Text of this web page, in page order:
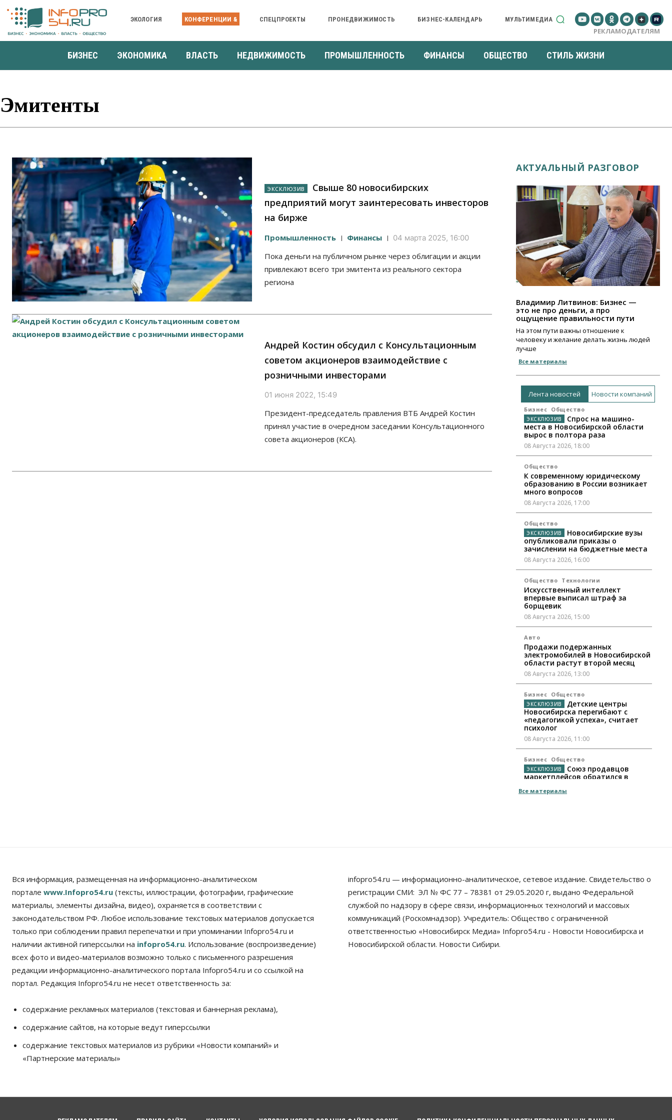
ЭКОЛОГИЯ КОНФЕРЕНЦИИ & СПЕЦПРОЕКТЫ ПРОНЕДВИЖИМОСТЬ БИЗНЕС-КАЛЕНДАРЬ МУЛЬТИМЕДИА
РЕКЛАМОДАТЕЛЯМ
БИЗНЕС ЭКОНОМИКА ВЛАСТЬ НЕДВИЖИМОСТЬ ПРОМЫШЛЕННОСТЬ ФИНАНСЫ ОБЩЕСТВО СТИЛЬ ЖИЗНИ
Эмитенты
Свыше 80 новосибирских
предприятий могут заинтересовать инвесторов
на бирже
Промышленность Финансы 04 марта 2025, 16:00
Пока деньги на публичном рынке через облигации и акции
привлекают всего три эмитента из реального сектора
региона
Андрей Костин обсудил с Консультационным
советом акционеров взаимодействие с
розничными инвесторами
01 июня 2022, 15:49
Президент-председатель правления ВТБ Андрей Костин
принял участие в очередном заседании Консультационного
совета акционеров (КСА).
АКТУАЛЬНЫЙ РАЗГОВОР
Владимир Литвинов: Бизнес —
это не про деньги, а про
ощущение правильности пути
На этом пути важны отношение к
человеку и желание делать жизнь людей
лучше
Все материалы
Лента новостей Новости компаний
Бизнес Общество
Спрос на машино-
места в Новосибирской области
вырос в полтора раза
08 Августа 2026, 18:00
Общество
К современному юридическому
образованию в России возникает
много вопросов
08 Августа 2026, 17:00
Общество
Новосибирские вузы
опубликовали приказы о
зачислении на бюджетные места
08 Августа 2026, 16:00
Общество Технологии
Искусственный интеллект
впервые выписал штраф за
борщевик
08 Августа 2026, 15:00
Авто
Продажи подержанных
электромобилей в Новосибирской
области растут второй месяц
08 Августа 2026, 13:00
Бизнес Общество
Детские центры
Новосибирска перегибают с
«педагогикой успеха», считает
психолог
08 Августа 2026, 11:00
Бизнес Общество
Союз продавцов
маркетплейсов обратился в
WB
В Новосибирской
области резко сократился
грузооборот в автоперевозках
07 Августа 2026, 19:00
Общество
Все материалы
Вся информация, размещенная на информационно-аналитическом
портале www.Infopro54.ru (тексты, иллюстрации, фотографии, графические
материалы, элементы дизайна, видео), охраняется в соответствии с
законодательством РФ. Любое использование текстовых материалов допускается
только при соблюдении правил перепечатки и при упоминании Infopro54.ru и
наличии активной гиперссылки на infopro54.ru. Использование (воспроизведение)
всех фото и видео-материалов возможно только с письменного разрешения
редакции информационно-аналитического портала Infopro54.ru и со ссылкой на
портал. Редакция Infopro54.ru не несет ответственность за:
содержание рекламных материалов (текстовая и баннерная реклама),
содержание сайтов, на которые ведут гиперссылки
содержание текстовых материалов из рубрики «Новости компаний» и
«Партнерские материалы»
infopro54.ru — информационно-аналитическое, сетевое издание. Свидетельство о
регистрации СМИ: ЭЛ № ФС 77 – 78381 от 29.05.2020 г, выдано Федеральной
службой по надзору в сфере связи, информационных технологий и массовых
коммуникаций (Роскомнадзор). Учредитель: Общество с ограниченной
ответственностью «Новосибирск Медиа» Infopro54.ru - Новости Новосибирска и
Новосибирской области. Новости Сибири.